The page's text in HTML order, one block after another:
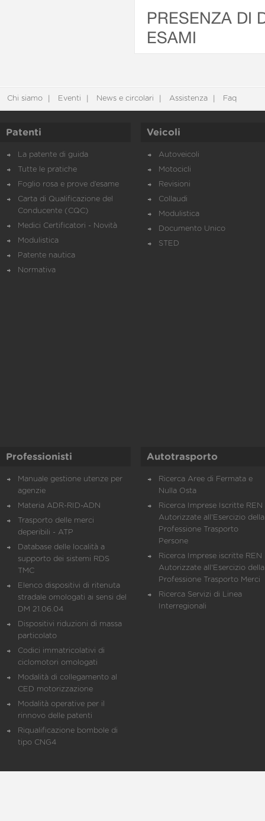
PRESENZA DI
ESAMI
Chi siamo Eventi News e circolari Assistenza Faq
Patenti
La patente di guida
Tutte le pratiche
Foglio rosa e prove d’esame
Carta di Qualificazione del
Conducente (CQC)
Medici Certificatori - Novità
Modulistica
Patente nautica
Normativa
Veicoli
Autoveicoli
Motocicli
Revisioni
Collaudi
Modulistica
Documento Unico
STED
Professionisti
Manuale gestione utenze per
agenzie
Materia ADR-RID-ADN
Trasporto delle merci
deperibili - ATP
Database delle località a
supporto dei sistemi RDS
TMC
Elenco dispositivi di ritenuta
stradale omologati ai sensi del
DM 21.06.04
Dispositivi riduzioni di massa
particolato
Codici immatricolativi di
ciclomotori omologati
Modalità di collegamento al
CED motorizzazione
Modalità operative per il
rinnovo delle patenti
Riqualificazione bombole di
tipo CNG4
Autotrasporto
Ricerca Aree di Fermata e
Nulla Osta
Ricerca Imprese Iscritte REN
Autorizzate all'Esercizio della
Professione Trasporto
Persone
Ricerca Imprese iscritte REN
Autorizzate all'Esercizio della
Professione Trasporto Merci
Ricerca Servizi di Linea
Interregionali